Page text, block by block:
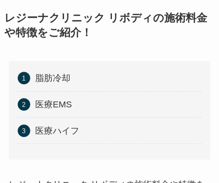
レジーナクリニック リボディの施術料金
や特徴をご紹介！
脂肪冷却
医療EMS
医療ハイフ